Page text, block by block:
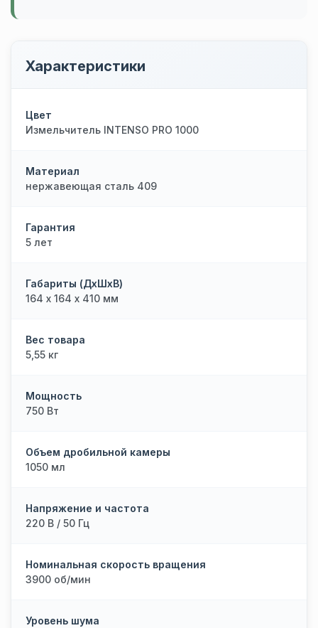
Характеристики
Цвет
Измельчитель INTENSO PRO 1000
Материал
нержавеющая сталь 409
Гарантия
5 лет
Габариты (ДхШхВ)
164 х 164 х 410 мм
Вес товара
5,55 кг
Мощность
750 Вт
Объем дробильной камеры
1050 мл
Напряжение и частота
220 В / 50 Гц
Номинальная скорость вращения
3900 об/мин
Уровень шума